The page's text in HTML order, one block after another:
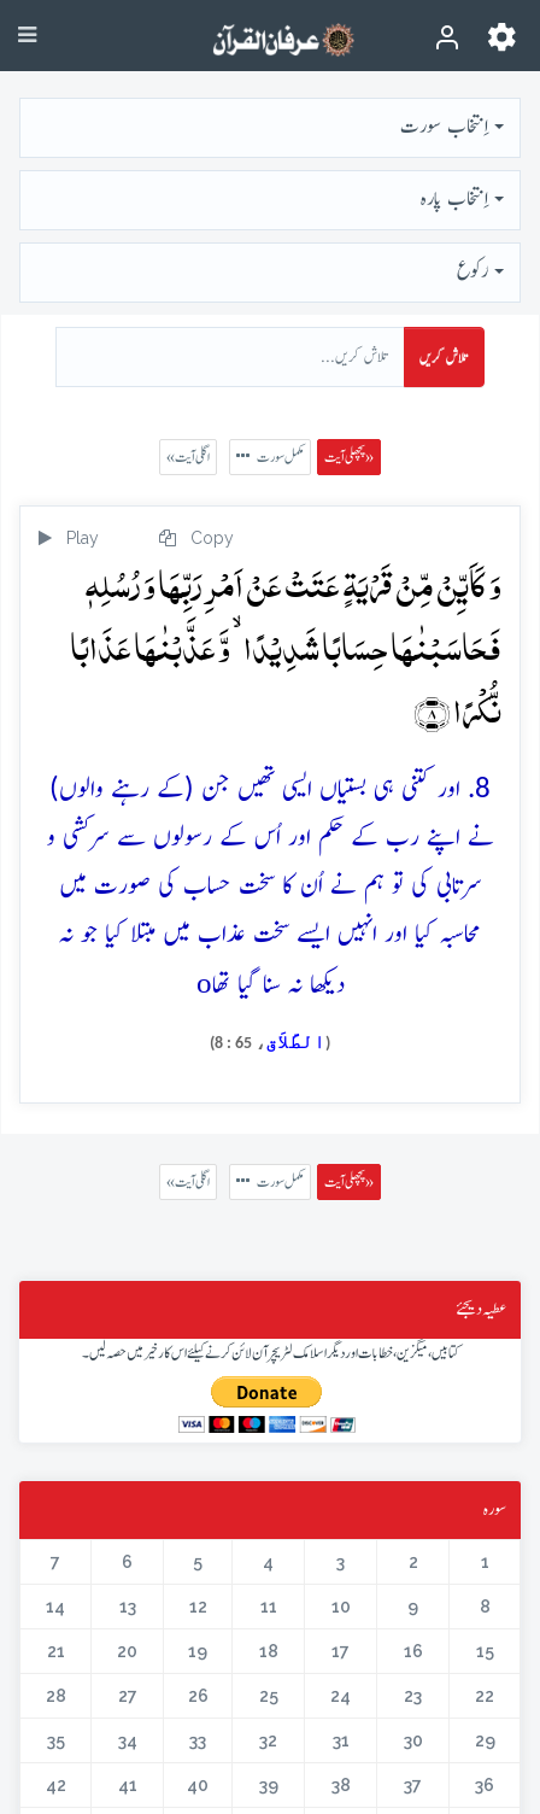
اِنتخاب سورت
اِنتخاب پارہ
رُكوع
تلاش کریں
پچھلی آیت » مکمل سورت « اگلی آیت
Play Copy
وَ کَاَیِّنۡ مِّنۡ قَرۡیَۃٍ عَتَتۡ عَنۡ اَمۡرِ رَبِّہَا وَ رُسُلِہٖ
فَحَاسَبۡنٰہَا حِسَابًا شَدِیۡدًا ۙ وَّ عَذَّبۡنٰہَا عَذَابًا
نُّکۡرًا ﴿۸﴾
8. اور کتنی ہی بستیاں ایسی تھیں جن (کے رہنے والوں)
نے اپنے رب کے حکم اور اُس کے رسولوں سے سرکشی و
سرتابی کی تو ہم نے اُن کا سخت حساب کی صورت میں
محاسبہ کیا اور انہیں ایسے سخت عذاب میں مبتلا کیا جو نہ
دیکھا نہ سنا گیا تھاo
( الطَّلاَق ، 65 : 8)
پچھلی آیت » مکمل سورت « اگلی آیت
عطیہ دیجئے
کتابیں، میگزین، خطابات اور دیگر اسلامک لٹریچر آن لائن کرنے کیلئے اس کار خیر میں حصہ لیں۔
سورہ
1
2
3
4
5
6
7
8
9
10
11
12
13
14
15
16
17
18
19
20
21
22
23
24
25
26
27
28
29
30
31
32
33
34
35
36
37
38
39
40
41
42